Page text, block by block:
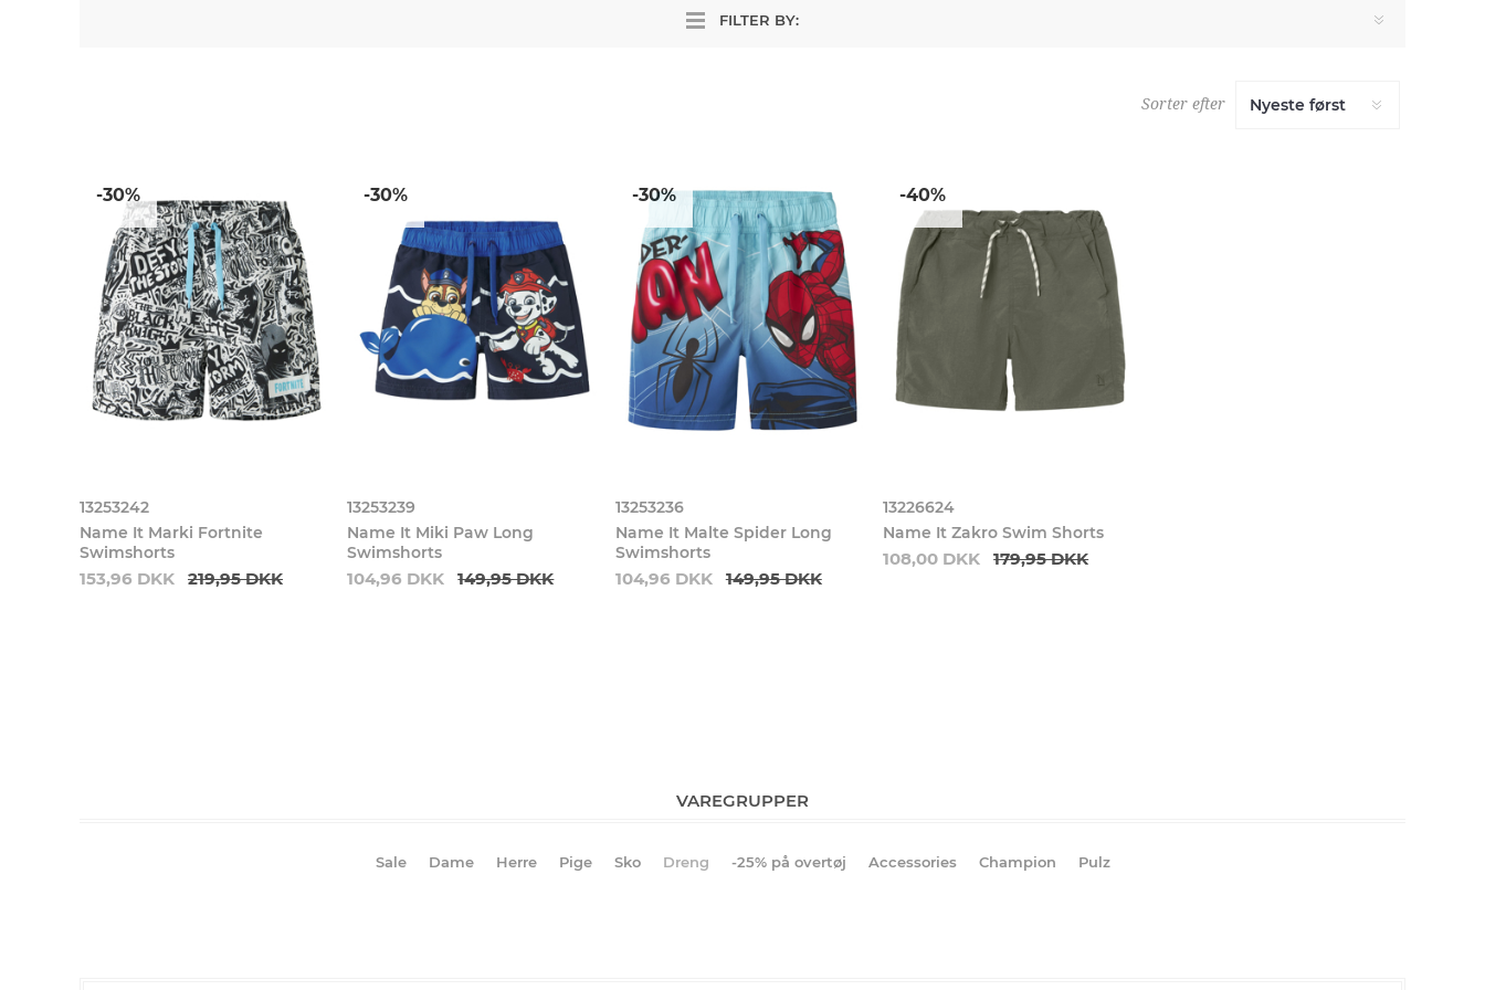
FILTER BY:
Sorter efter
-30%
13253242
Name It Marki Fortnite
Swimshorts
153,96 DKK 219,95 DKK
-30%
13253239
Name It Miki Paw Long
Swimshorts
104,96 DKK 149,95 DKK
-30%
13253236
Name It Malte Spider Long
Swimshorts
104,96 DKK 149,95 DKK
-40%
13226624
Name It Zakro Swim Shorts
108,00 DKK 179,95 DKK
VAREGRUPPER
Sale Dame Herre Pige Sko Dreng -25% på overtøj Accessories Champion Pulz